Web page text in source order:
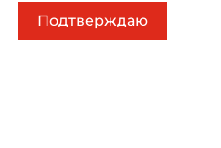
О компании Проекты
Подтверждаю